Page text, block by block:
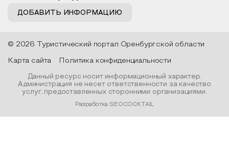
ДОБАВИТЬ ИНФОРМАЦИЮ
© 2026 Туристический портал Оренбургской области
Карта сайта Политика конфиденциальности
Данный ресурс носит информационный характер.
Администрация не несет ответственности за качество
услуг, предоставленных сторонними организациями.
Разработка SEOCOCKTAIL